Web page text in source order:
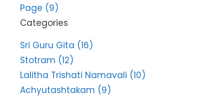
Page (9)
Categories
Sri Guru Gita (16)
Stotram (12)
Lalitha Trishati Namavali (10)
Achyutashtakam (9)